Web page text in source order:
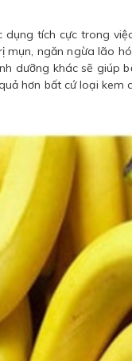
tích cực trong
ngăn ngừa lão
dưỡng khác sẽ giúp
hơn bất cứ loại kem